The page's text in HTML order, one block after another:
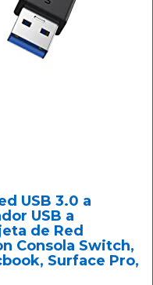
USB 3.0 a
USB a
de Red
Consola Switch,
Surface Pro,